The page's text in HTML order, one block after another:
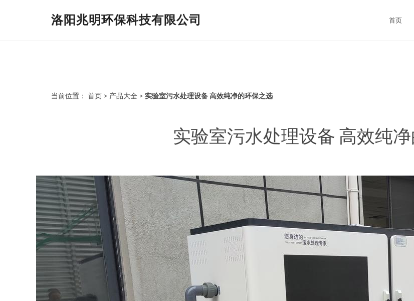
洛阳兆明环保科技有限公司 首页
当前位置： 首页 > 产品大全 > 实验室污水处理设备 高效纯净的环保之选
实验室污水处理设备 高效纯